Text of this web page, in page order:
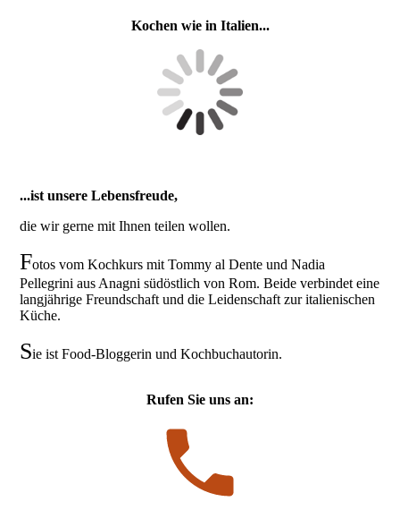
Kochen wie in Italien...
...ist unsere Lebensfreude,
die wir gerne mit Ihnen teilen wollen.
Fotos vom Kochkurs mit Tommy al Dente und Nadia
Pellegrini aus Anagni südöstlich von Rom. Beide verbindet eine
langjährige Freundschaft und die Leidenschaft zur italienischen
Küche.
Sie ist Food-Bloggerin und Kochbuchautorin.
Rufen Sie uns an: